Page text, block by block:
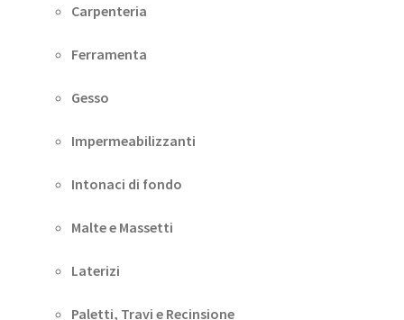
Carpenteria
Ferramenta
Gesso
Impermeabilizzanti
Intonaci di fondo
Malte e Massetti
Laterizi
Paletti, Travi e Recinsione